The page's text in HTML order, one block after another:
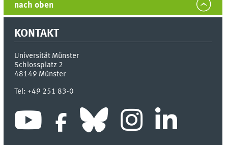
nach oben
KONTAKT
Universität Münster
Schlossplatz 2
48149 Münster
Tel:+49 251 83-0